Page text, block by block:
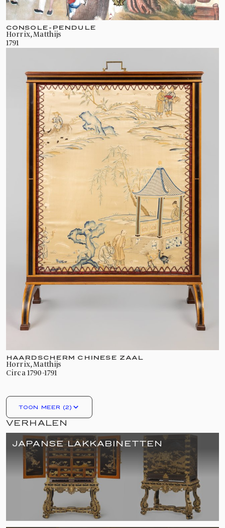
CONSOLE-PENDULE
Horrix, Matthijs
1791
HAARDSCHERM CHINESE ZAAL
Horrix, Matthijs
circa 1790-1791
TOON MEER (2)
VERHALEN
JAPANSE LAKKABINETTEN